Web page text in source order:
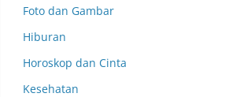
Foto dan Gambar
Hiburan
Horoskop dan Cinta
Kesehatan